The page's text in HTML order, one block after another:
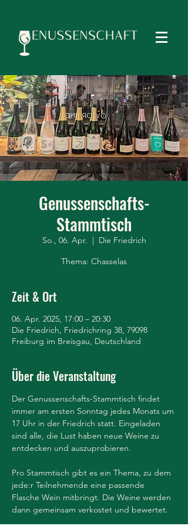
Genussenschafts-
Stammtisch
So., 06. Apr.
  |
Die Friedrich
Thema: Chasselas
Zeit & Ort
06. Apr. 2025, 17:00 – 20:30
Die Friedrich, Friedrichring 38, 79098
Freiburg im Breisgau, Deutschland
Über die Veranstaltung
Der Genussenschafts-Stammtisch findet
immer am ersten Sonntag jedes Monats um
17 Uhr in der Friedrich statt. Eingeladen
sind alle, die Lust haben neue Weine zu
entdecken und auszuprobieren.
Pro Stammtisch gibt es ein Thema, zu dem
jede:r Teilnehmende eine passende
Flasche Wein mitbringt. Die Weine werden
dann gemeinsam verkostet und bewertet.